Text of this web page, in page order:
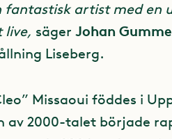
fantastisk artist med en
live, säger Johan
Liseberg.
Missaoui föddes i
av 2000-talet började